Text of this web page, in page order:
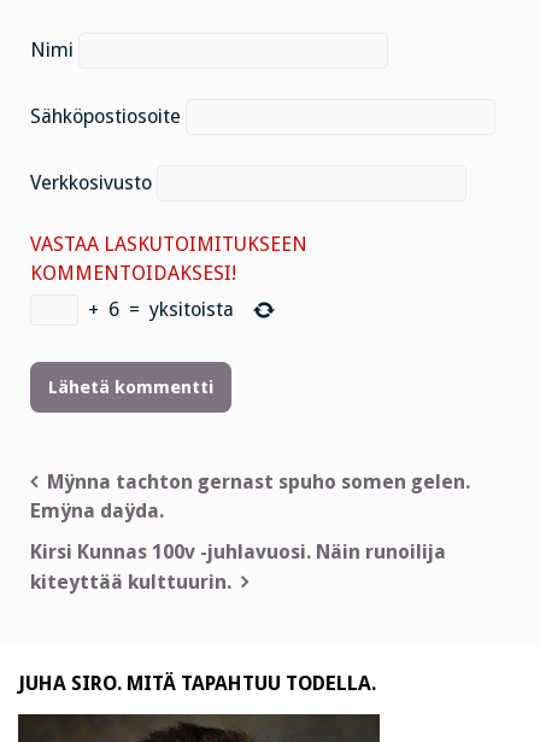
Nimi
Sähköpostiosoite
Verkkosivusto
VASTAA LASKUTOIMITUKSEEN
KOMMENTOIDAKSESI!
+ 6 = yksitoista
Artikkelien
selaus
Mÿnna tachton gernast spuho somen gelen.
Emÿna daÿda.
Kirsi Kunnas 100v -juhlavuosi. Näin runoilija
kiteyttää kulttuurin.
JUHA SIRO. MITÄ TAPAHTUU TODELLA.